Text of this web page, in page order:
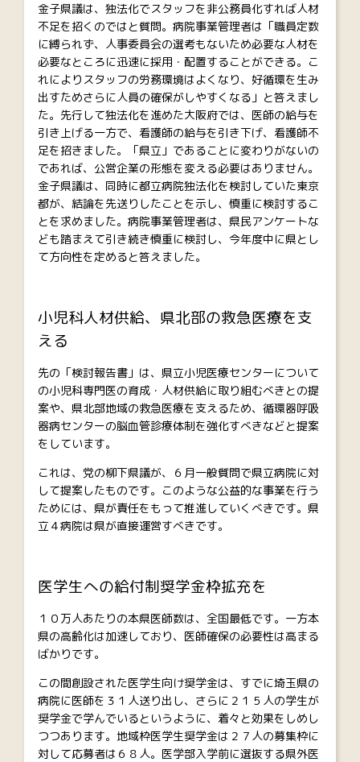
金子県議は、独法化でスタッフを非公務員化すれば人材
不足を招くのではと質問。病院事業管理者は「職員定数
に縛られず、人事委員会の選考もないため必要な人材を
必要なところに迅速に採用・配置することができる。こ
れによりスタッフの労務環境はよくなり、好循環を生み
出すためさらに人員の確保がしやすくなる」と答えまし
た。先行して独法化を進めた大阪府では、医師の給与を
引き上げる一方で、看護師の給与を引き下げ、看護師不
足を招きました。「県立」であることに変わりがないの
であれば、公営企業の形態を変える必要はありません。
金子県議は、同時に都立病院独法化を検討していた東京
都が、結論を先送りしたことを示し、慎重に検討するこ
とを求めました。病院事業管理者は、県民アンケートな
ども踏まえて引き続き慎重に検討し、今年度中に県とし
て方向性を定めると答えました。
小児科人材供給、県北部の救急医療を支
える
先の「検討報告書」は、県立小児医療センターについて
の小児科専門医の育成・人材供給に取り組むべきとの提
案や、県北部地域の救急医療を支えるため、循環器呼吸
器病センターの脳血管診療体制を強化すべきなどと提案
をしています。
これは、党の柳下県議が、６月一般質問で県立病院に対
して提案したものです。このような公益的な事業を行う
ためには、県が責任をもって推進していくべきです。県
立４病院は県が直接運営すべきです。
医学生への給付制奨学金枠拡充を
１０万人あたりの本県医師数は、全国最低です。一方本
県の高齢化は加速しており、医師確保の必要性は高まる
ばかりです。
この間創設された医学生向け奨学金は、すでに埼玉県の
病院に医師を３１人送り出し、さらに２１５人の学生が
奨学金で学んでいるというように、着々と効果をしめし
つつあります。地域枠医学生奨学金は２７人の募集枠に
対して応募者は６８人。医学部入学前に選抜する県外医